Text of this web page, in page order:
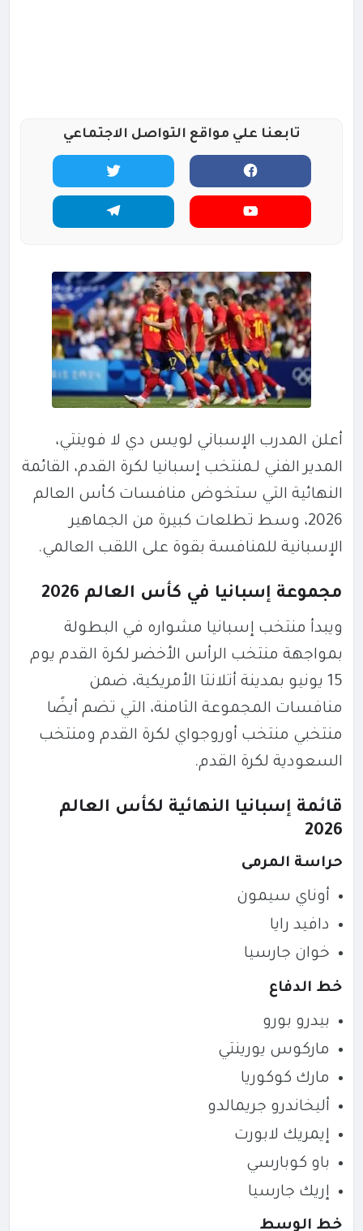
تابعنا علي مواقع التواصل الاجتماعي
أعلن المدرب الإسباني لويس دي لا فوينتي،
المدير الفني لـمنتخب إسبانيا لكرة القدم، القائمة
النهائية التي ستخوض منافسات كأس العالم
2026، وسط تطلعات كبيرة من الجماهير
الإسبانية للمنافسة بقوة على اللقب العالمي.
مجموعة إسبانيا في كأس العالم 2026
ويبدأ منتخب إسبانيا مشواره في البطولة
بمواجهة منتخب الرأس الأخضر لكرة القدميوم
15 يونيو بمدينة أتلانتا الأمريكية، ضمن
منافسات المجموعة الثامنة، التي تضم أيضًا
منتخبي منتخب أوروجواي لكرة القدمومنتخب
السعودية لكرة القدم.
قائمة إسبانيا النهائية لكأس العالم
2026
حراسة المرمى
أوناي سيمون
دافيد رايا
خوان جارسيا
خط الدفاع
بيدرو بورو
ماركوس يورينتي
مارك كوكوريا
أليخاندرو جريمالدو
إيمريك لابورت
باو كوبارسي
إريك جارسيا
خط الوسط